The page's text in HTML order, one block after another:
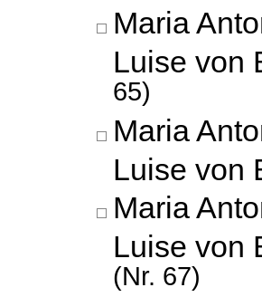
Maria
Luise von
65)
Maria
Luise von
Maria
Luise von
(Nr. 67)